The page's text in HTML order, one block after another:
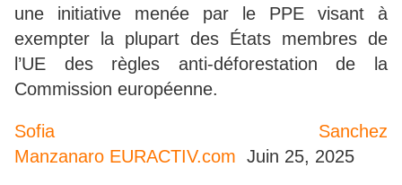
une initiative menée par le PPE visant à
exempter la plupart des États membres de
l’UE des règles anti-déforestation de la
Commission européenne.
Sofia Sanchez
Manzanaro EURACTIV.com Juin 25, 2025